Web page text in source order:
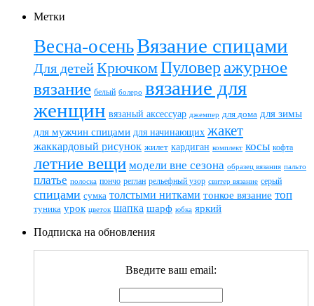
Метки
Весна-осеньВязание спицами
Для детейКрючкомПуловер ажурное
вязание белый болеро вязание для
женщин вязаный аксессуар джемпер для дома для зимы
для мужчин спицами для начинающих жакет
жаккардовый рисунок жилет кардиган комплект косы кофта
летние вещи модели вне сезона образец вязания пальто
платье полоска пончо реглан рельефный узор свитер вязание серый
спицами сумка толстыми нитками тонкое вязание топ
туника урок цветок шапка шарф юбка яркий
Подписка на обновления
Введите ваш email: